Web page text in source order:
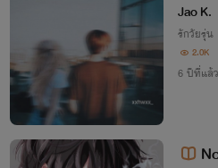
Jao K.
รักวัยรุ่น
2.0K
6 ปีที่แล้ว